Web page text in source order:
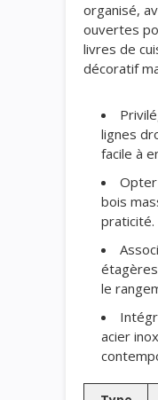
organisé,
ouvertes
livres de
décoratif
lignes
facile à
bois
praticité.
le
acier